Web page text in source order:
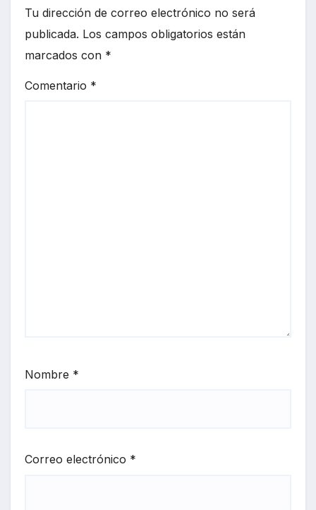
Tu dirección de correo electrónico no será
publicada. Los campos obligatorios están
marcados con *
Comentario *
Nombre *
Correo electrónico *